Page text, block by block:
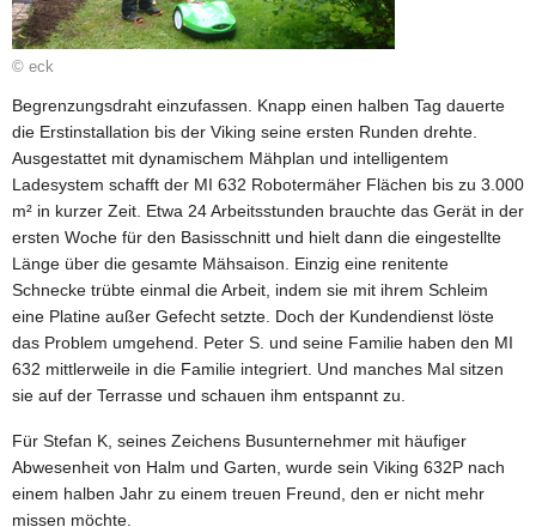
© eck
Begrenzungsdraht einzufassen. Knapp einen halben Tag dauerte
die Erstinstallation bis der Viking seine ersten Runden drehte.
Ausgestattet mit dynamischem Mähplan und intelligentem
Ladesystem schafft der MI 632 Robotermäher Flächen bis zu 3.000
m² in kurzer Zeit. Etwa 24 Arbeitsstunden brauchte das Gerät in der
ersten Woche für den Basisschnitt und hielt dann die eingestellte
Länge über die gesamte Mähsaison. Einzig eine renitente
Schnecke trübte einmal die Arbeit, indem sie mit ihrem Schleim
eine Platine außer Gefecht setzte. Doch der Kundendienst löste
das Problem umgehend. Peter S. und seine Familie haben den MI
632 mittlerweile in die Familie integriert. Und manches Mal sitzen
sie auf der Terrasse und schauen ihm entspannt zu.
Für Stefan K, seines Zeichens Busunternehmer mit häufiger
Abwesenheit von Halm und Garten, wurde sein Viking 632P nach
einem halben Jahr zu einem treuen Freund, den er nicht mehr
missen möchte.